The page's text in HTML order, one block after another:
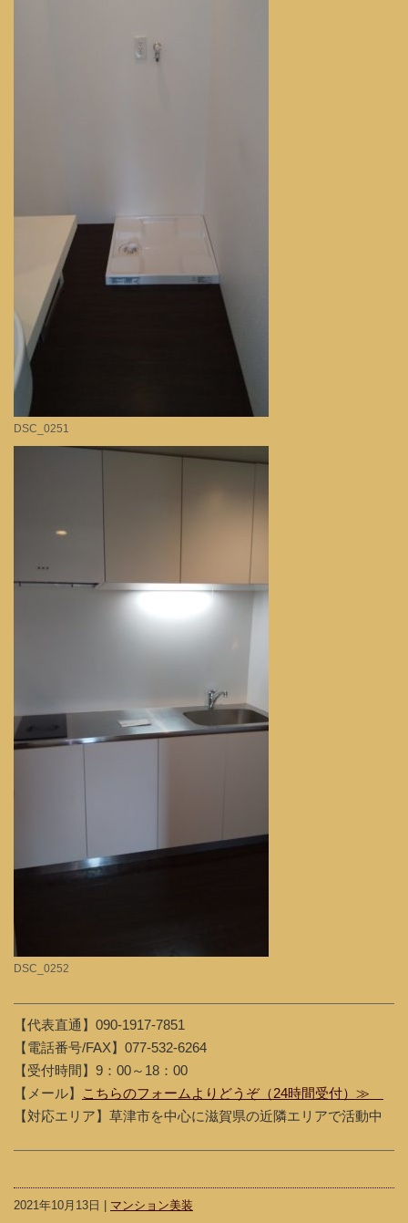
DSC_0251
DSC_0252
【代表直通】090-1917-7851
【電話番号/FAX】077-532-6264
【受付時間】9：00～18：00
【メール】
こちらのフォームよりどうぞ（24時間受付）≫
【対応エリア】草津市を中心に滋賀県の近隣エリアで活動中
2021年10月13日 | マンション美装